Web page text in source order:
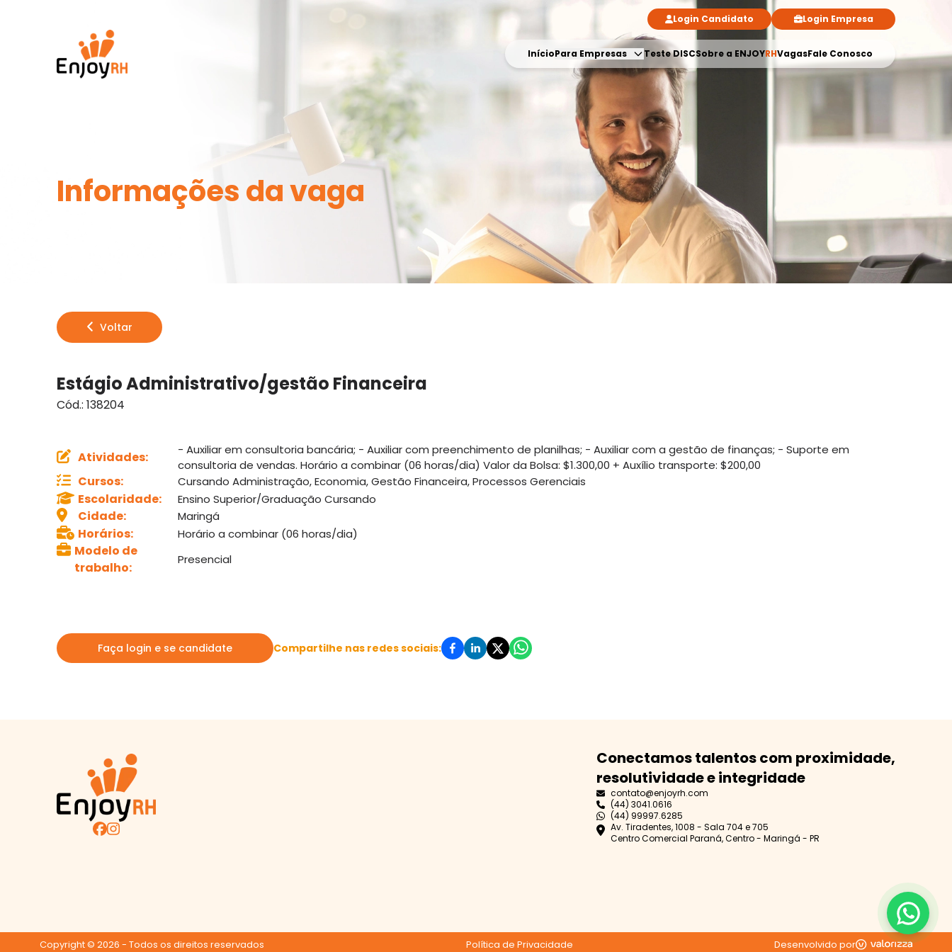
Login Candidato Login Empresa
InícioPara Empresas Teste DISCSobre a ENJOYRHVagasFale Conosco
Informações da vaga
Voltar
Estágio Administrativo/gestão Financeira
Cód.: 138204
Atividades:
- Auxiliar em consultoria bancária; - Auxiliar com preenchimento de planilhas; - Auxiliar com a gestão de finanças; - Suporte em
consultoria de vendas. Horário a combinar (06 horas/dia) Valor da Bolsa: $1.300,00 + Auxílio transporte: $200,00
Cursos: Cursando Administração, Economia, Gestão Financeira, Processos Gerenciais
Escolaridade: Ensino Superior/Graduação Cursando
Cidade: Maringá
Horários: Horário a combinar (06 horas/dia)
Modelo de
trabalho:
Presencial
Faça login e se candidate Compartilhe nas redes sociais:
Conectamos talentos com proximidade,
resolutividade e integridade
contato@enjoyrh.com
(44) 3041.0616
(44) 99997.6285
Av. Tiradentes, 1008 - Sala 704 e 705
Centro Comercial Paraná, Centro - Maringá - PR
Copyright © 2026 - Todos os direitos reservados Política de Privacidade Desenvolvido por